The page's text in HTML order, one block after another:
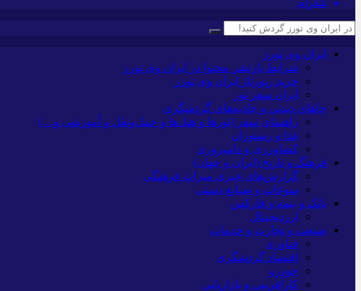
تلگرام
ایران وی تورز
شرایط بازنشر محتوا در ایران وی تورز
خرید رپورتاژ ایران وی تورز
ایران سفر تور
جاهای دیدنی و جاذبه‌های گردشگری
راهنمای سفر (تورها و هتل‌ها و حمل‌و‌نقل و آموزشی و…)
غذا و رستوران
کشاورزی و دامپروری
فرهنگ و تاریخ (ایران و جهان)
گزارش‌های خبری میراث فرهنگی
سوغات و صنایع دستی
بانک و بیمه و فارکس
ارزدیجیتال
صنعت و تجارت و خدمات
فناوری
اقتصاد گردشگری
خودرو
کارآفرینی و بازاریابی